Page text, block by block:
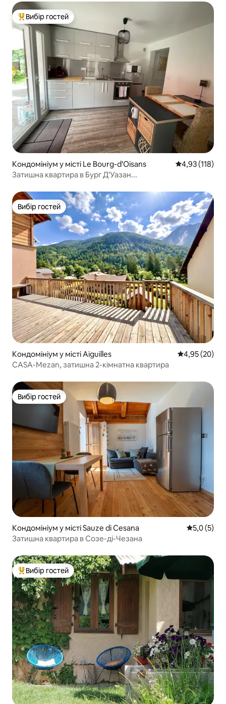
Топ вибір гостей
Вибір гостей
Кондомініум у місті Le Bourg-d'Oisans Середня
4,93 (118)
Затишна квартира в Бург Д'Уазан...
Вибір гостей
Вибір гостей
Кондомініум у місті Aiguilles Середня
4,95 (20)
CASA-Mezan, затишна 2-кімнатна квартира
Вибір гостей
Вибір гостей
Кондомініум у місті Sauze di Cesana Середня
5,0 (5)
Затишна квартира в Созе-ді-Чезана
Топ вибір гостей
Вибір гостей